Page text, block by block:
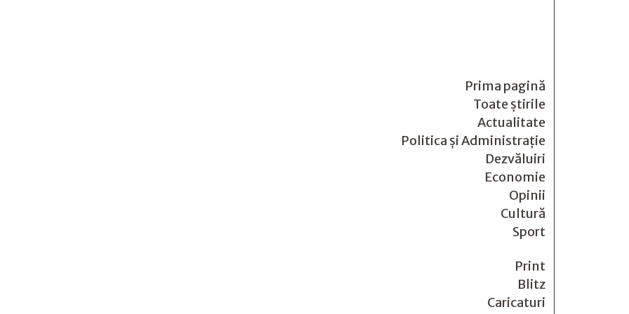
Prima pagină
Toate știrile
Actualitate
Politica și Administrație
Dezvăluiri
Economie
Opinii
Cultură
Sport
Print
Blitz
Caricaturi